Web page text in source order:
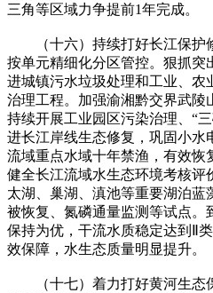
三角等区域力争提前1年完成。
（十六）持续打好长江保护
按单元精细化分区管控。狠抓突
进城镇污水垃圾处理和工业、农
治理工程。加强渝湘黔交界武陵
持续开展工业园区污染治理、“
进长江岸线生态修复，巩固小水
流域重点水域十年禁渔，有效恢
健全长江流域水生态环境考核评
太湖、巢湖、滇池等重要湖泊蓝
被恢复、氮磷通量监测等试点。
保持为优，干流水质稳定达到Ⅱ
效保障，水生态质量明显提升。
（十七）着力打好黄河生态